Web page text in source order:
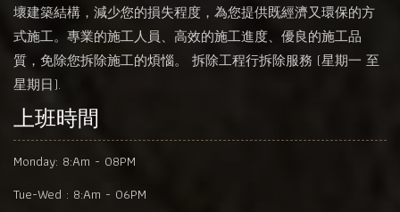
壞建築結構，減少您的損失程度，為您提供既經濟又環保的方
式施工。專業的施工人員、高效的施工進度、優良的施工品
質，免除您拆除施工的煩惱。 拆除工程行拆除服務 (星期一 至
星期日).
上班時間
Monday: 8:Am - 08PM
Tue-Wed : 8:Am - 06PM